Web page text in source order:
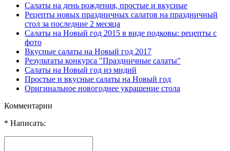
Салаты на день рождения, простые и вкусные
Рецепты новых праздничных салатов на праздничный
стол за последние 2 месяца
Салаты на Новый год 2015 в виде подковы: рецепты с
фото
Вкусные салаты на Новый год 2017
Результаты конкурса "Праздничные салаты"
Салаты на Новый год из мидий
Простые и вкусные салаты на Новый год
Оригинальное новогоднее украшение стола
Комментарии
* Написать: